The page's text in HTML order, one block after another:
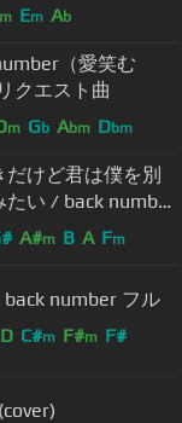
m Em Ab
（愛笑む
クエスト曲
m Gb Abm Dbm
けど君は僕を別
い / back number
A#m B A Fm
number フル
D C#m F#m F#